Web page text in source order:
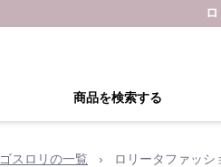
商品を検索する
ゴスロリの一覧 › ロリータファッシ